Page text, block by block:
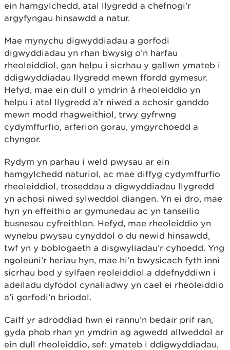
ein hamgylchedd, atal llygredd a chefnogi’r
argyfyngau hinsawdd a natur.
Mae mynychu digwyddiadau a gorfodi
digwyddiadau yn rhan bwysig o’n harfau
rheoleiddiol, gan helpu i sicrhau y gallwn ymateb i
ddigwyddiadau llygredd mewn ffordd gymesur.
Hefyd, mae ein dull o ymdrin â rheoleiddio yn
helpu i atal llygredd a’r niwed a achosir ganddo
mewn modd rhagweithiol, trwy gyfrwng
cydymffurfio, arferion gorau, ymgyrchoedd a
chyngor.
Rydym yn parhau i weld pwysau ar ein
hamgylchedd naturiol, ac mae diffyg cydymffurfio
rheoleiddiol, troseddau a digwyddiadau llygredd
yn achosi niwed sylweddol diangen. Yn ei dro, mae
hyn yn effeithio ar gymunedau ac yn tanseilio
busnesau cyfreithlon. Hefyd, mae rheoleiddio yn
wynebu pwysau cynyddol o du newid hinsawdd,
twf yn y boblogaeth a disgwyliadau’r cyhoedd. Yng
ngoleuni’r heriau hyn, mae hi’n bwysicach fyth inni
sicrhau bod y sylfaen reoleiddiol a ddefnyddiwn i
adeiladu dyfodol cynaliadwy yn cael ei rheoleiddio
a’i gorfodi’n briodol.
Caiff yr adroddiad hwn ei rannu’n bedair prif ran,
gyda phob rhan yn ymdrin ag agwedd allweddol ar
ein dull rheoleiddio, sef: ymateb i ddigwyddiadau,